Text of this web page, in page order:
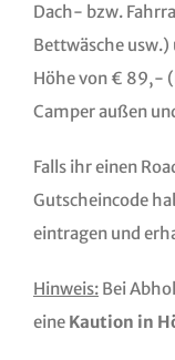
Dach- bzw.
Bettwäsche usw.)
Höhe von € 89,-
Camper außen
Falls ihr einen
Gutscheincode
eintragen und
Hinweis:Bei
eine Kaution in